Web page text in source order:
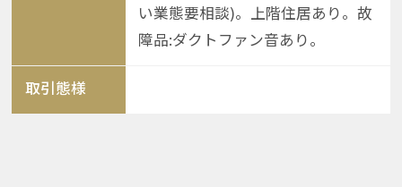
い業態要相談)。上階住居あり。故
障品:ダクトファン音あり。
取引態様